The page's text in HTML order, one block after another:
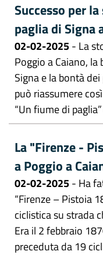
Successo per
paglia di Signa
02-02-2025- La
Poggio a Caiano, la
Signa e la bontà
può riassumere
“Un fiume di
La "Firenze -
a Poggio a
02-02-2025- Ha
“Firenze – Pistoia
ciclistica su strada
Era il 2 febbraio
preceduta da 19